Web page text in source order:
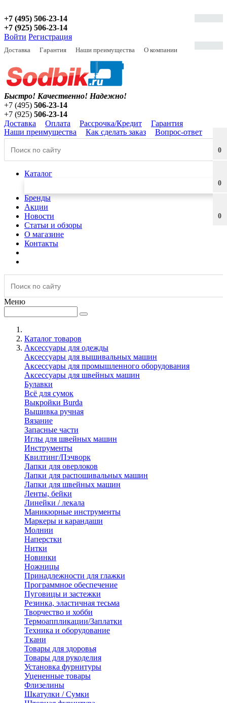
+7 (495) 506-23-14
+7 (925) 506-23-14
Войти Регистрация
Доставка Гарантия Наши преимущества О компании
0
0
0
Быстро! Качественно! Надежно!
+7 (495) 506-23-14
+7 (925) 506-23-14
Доставка
Оплата Рассрочка/Кредит
Гарантия
Наши преимущества
Как сделать заказ Вопрос-ответ
Каталог
Бренды
Акции
Новости
Статьи и обзоры
О магазине
Контакты
Меню
Каталог товаров
Аксессуары для одежды
Аксессуары для вышивальных машин
Аксессуары для промышленного оборудования
Аксессуары для швейных машин
Булавки
Всё для сумок
Выкройки Burda
Вышивка ручная
Вязание
Запасные части
Иглы для швейных машин
Инструменты
Квилтинг/Пэчворк
Лапки для оверлоков
Лапки для распошивальных машин
Лапки для швейных машин
Ленты, бейки
Линейки / лекала
Маникюрные инструменты
Маркеры и карандаши
Молнии
Наперстки
Нитки
Новинки
Ножницы
Принадлежности для глажки
Программное обеспечение
Пуговицы и застежки
Резинка, эластичная тесьма
Творчество и хобби
Термоаппликации/Заплатки
Техника и оборудование
Ткани
Товары для здоровья
Товары для рукоделия
Установка фурнитуры
Уцененные товары
Флизелины
Шкатулки / Сумки